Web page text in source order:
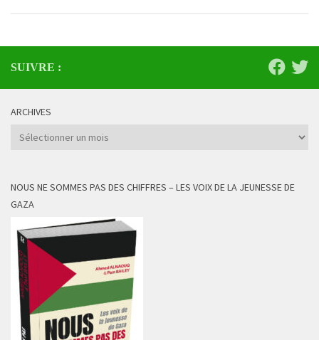
SUIVRE :
ARCHIVES
Archives
NOUS NE SOMMES PAS DES CHIFFRES – LES VOIX DE LA JEUNESSE DE
GAZA